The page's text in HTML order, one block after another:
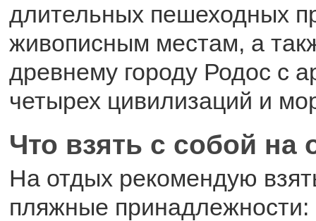
длительных пешеходных
живописным местам, а
древнему городу Родос с
четырех цивилизаций и
Что взять с собой на
На отдых рекомендую
пляжные принадлежности: